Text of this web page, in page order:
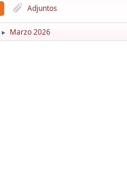
Adjuntos
► Marzo 2026